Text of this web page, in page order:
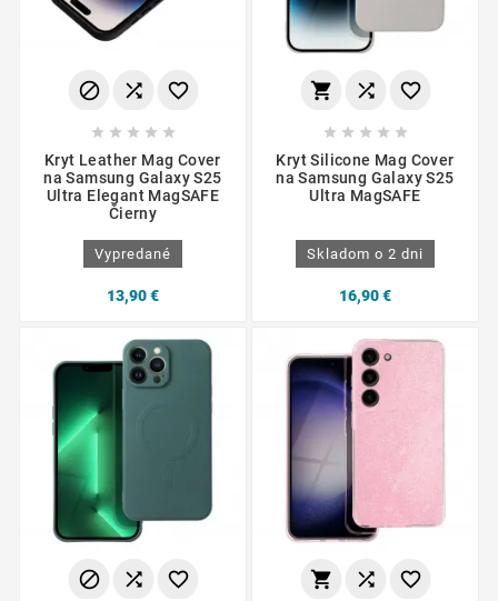
  
    
Kryt Leather Mag Cover
na Samsung Galaxy S25
Ultra Elegant MagSAFE
Čierny
Vypredané
13,90 €
  
    
Kryt Silicone Mag Cover
na Samsung Galaxy S25
Ultra MagSAFE
Skladom o 2 dni
16,90 €
     